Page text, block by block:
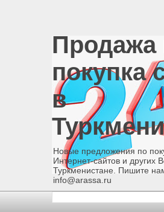
Продажа
покупка
в
Новые предложения по
Интернет-сайтов и других
Туркменистане. Пишите
info@arassa.ru